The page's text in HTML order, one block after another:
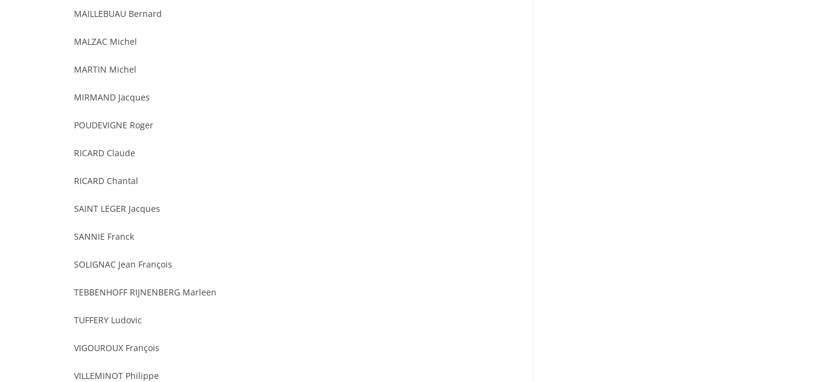
MAILLEBUAU Bernard
MALZAC Michel
MARTIN Michel
MIRMAND Jacques
POUDEVIGNE Roger
RICARD Claude
RICARD Chantal
SAINT LEGER Jacques
SANNIE Franck
SOLIGNAC Jean François
TEBBENHOFF RIJNENBERG Marleen
TUFFERY Ludovic
VIGOUROUX François
VILLEMINOT Philippe